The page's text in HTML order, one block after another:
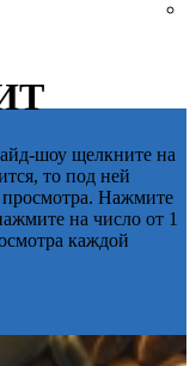
шоу щелкните на
то под ней
просмотра. Нажмите
на число от 1
каждой